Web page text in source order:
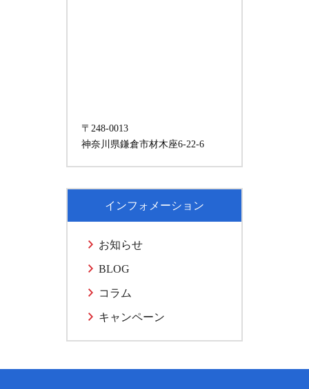
〒248-0013
神奈川県鎌倉市材木座6-22-6
インフォメーション
お知らせ
BLOG
コラム
キャンペーン